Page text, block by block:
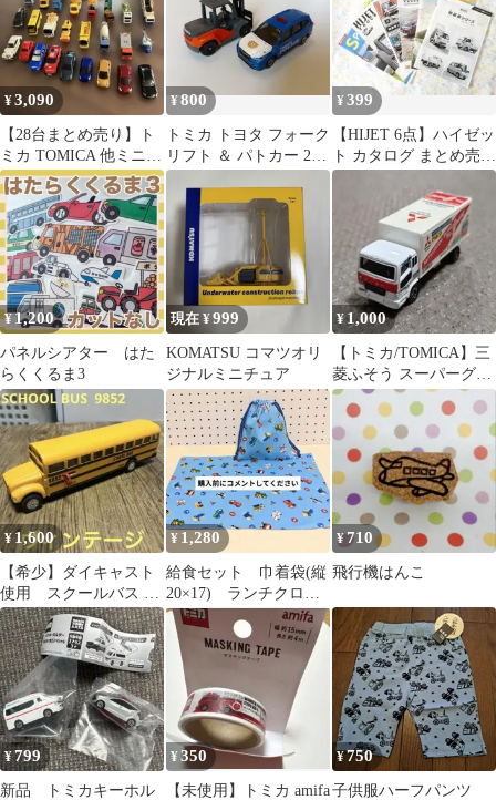
¥3,090
【28台まとめ売り】ト
ミカ TOMICA 他ミニカ
ー
¥800
トミカ トヨタ フォーク
リフト ＆ パトカー 2台
セット
¥399
【HIJET 6点】ハイゼッ
ト カタログ まとめ売り
特装車シリーズ ダイハ
¥1,200
パネルシアター はた
らくくるま3
現在 ¥999
KOMATSU コマツオリ
ジナルミニチュア
¥1,000
【トミカ/TOMICA】三
菱ふそう スーパーグレ
ート ラリーサポートカ
ミオン
¥ 1,600
【希少】ダイキャスト
使用 スクールバス ミ
ニカー レトロ STOPサ
イン可動
¥ 1,280
給食セット 巾着袋(縦
20×17) ランチクロス
(縦30×40) 裏地付き
¥710
飛行機はんこ
¥799
新品 トミカキーホル
¥350
【未使用】トミカ amifa
¥750
子供服ハーフパンツ